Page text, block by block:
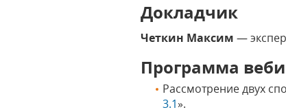
Докладчик
Четкин Максим —
Программа
Рассмотрение двух
3.1».